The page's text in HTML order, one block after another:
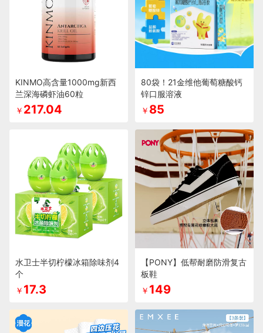
KINMO高含量1000mg新西
兰深海磷虾油60粒
￥ 217.04
80袋！21金维他葡萄糖酸钙
锌口服溶液
￥ 85
水卫士半切柠檬冰箱除味剂4
个
￥ 17.3
【PONY】低帮耐磨防滑复古
板鞋
￥ 149